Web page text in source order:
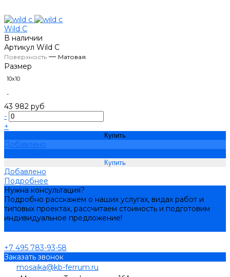
Wild C
В наличии
Артикул Wild C
Поверхность — Матовая
Размер
10х10
-
43 982 руб
-
+
Купить
Добавлено
Добавлено
Подробнее
Нужна консультация?
Подробно расскажем о наших услугах, видах работ и
типовых проектах, рассчитаем стоимость и подготовим
индивидуальное предложение!
+7 495 783-93-58
Заказать звонок
mosaika@kb-ferrum.ru